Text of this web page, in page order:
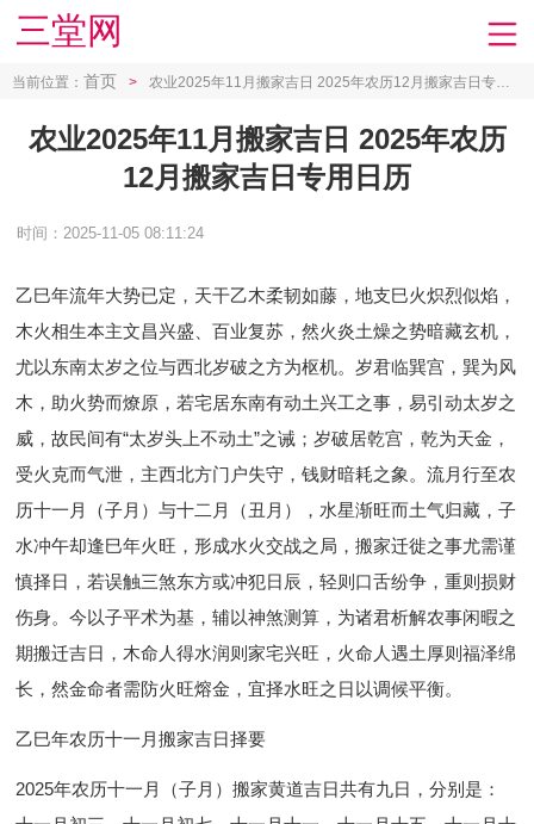
三堂网
当前位置： 首页 > 农业2025年11月搬家吉日 2025年农历12月搬家吉日专用日历
农业2025年11月搬家吉日 2025年农历
12月搬家吉日专用日历
时间：2025-11-05 08:11:24
乙巳年流年大势已定，天干乙木柔韧如藤，地支巳火炽烈似焰，
木火相生本主文昌兴盛、百业复苏，然火炎土燥之势暗藏玄机，
尤以东南太岁之位与西北岁破之方为枢机。岁君临巽宫，巽为风
木，助火势而燎原，若宅居东南有动土兴工之事，易引动太岁之
威，故民间有“太岁头上不动土”之诫；岁破居乾宫，乾为天金，
受火克而气泄，主西北方门户失守，钱财暗耗之象。流月行至农
历十一月（子月）与十二月（丑月），水星渐旺而土气归藏，子
水冲午却逢巳年火旺，形成水火交战之局，搬家迁徙之事尤需谨
慎择日，若误触三煞东方或冲犯日辰，轻则口舌纷争，重则损财
伤身。今以子平术为基，辅以神煞测算，为诸君析解农事闲暇之
期搬迁吉日，木命人得水润则家宅兴旺，火命人遇土厚则福泽绵
长，然金命者需防火旺熔金，宜择水旺之日以调候平衡。
乙巳年农历十一月搬家吉日择要
2025年农历十一月（子月）搬家黄道吉日共有九日，分别是：